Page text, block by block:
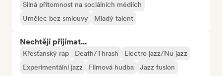
Silná přítomnost na sociálních médiích
Umělec bez smlouvy
Mladý talent
Nechtějí přijímat...
Křesťanský rap Death/Thrash
Electro jazz/Nu jazz
Experimentální jazz
Filmová hudba Jazz fusion